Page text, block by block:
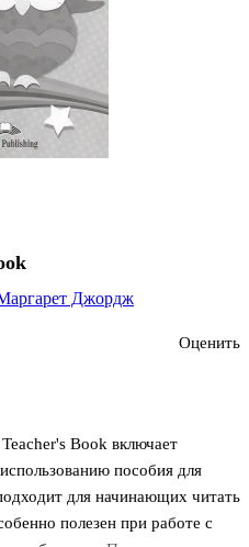
Book включает
пособия для
для начинающих читать
полезен при работе с
Джордж
Оценить